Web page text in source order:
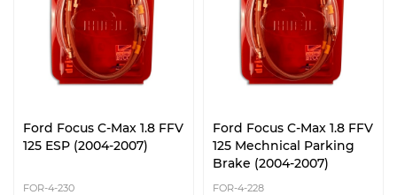
Ford Focus C-Max 1.8 FFV
125 ESP (2004-2007)
FOR-4-230
Ford Focus C-Max 1.8 FFV
125 Mechnical Parking
Brake (2004-2007)
FOR-4-228